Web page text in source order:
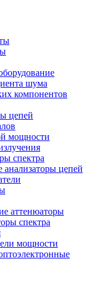
шума
компонентов
цепей
мощности
спектра
цепей
аттенюаторы
спектра
мощности